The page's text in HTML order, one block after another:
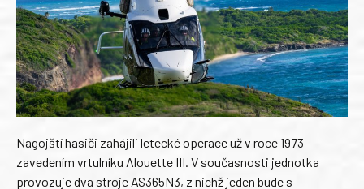
Nagojští hasiči zahájili letecké operace už v roce 1973
zavedením vrtulníku Alouette III. V současnosti jednotka
provozuje dva stroje AS365N3, z nichž jeden bude s